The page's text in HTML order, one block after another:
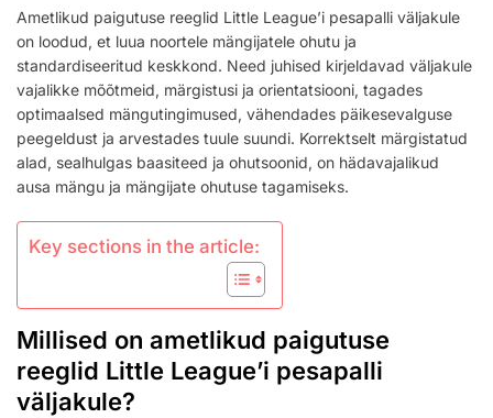
VÄLJAKUTE
PAIGUTUSE
REEGLID:
ORIENTATSIOON,
MÄRGISTUSED,
OHUTSOONID
Ametlikud paigutuse reeglid Little League’i pesapalli väljakule
on loodud, et luua noortele mängijatele ohutu ja
standardiseeritud keskkond. Need juhised kirjeldavad väljakule
vajalikke mõõtmeid, märgistusi ja orientatsiooni, tagades
optimaalsed mängutingimused, vähendades päikesevalguse
peegeldust ja arvestades tuule suundi. Korrektselt märgistatud
alad, sealhulgas baasiteed ja ohutsoonid, on hädavajalikud
ausa mängu ja mängijate ohutuse tagamiseks.
Key sections in the article:
Millised on ametlikud paigutuse
reeglid Little League’i pesapalli
väljakule?